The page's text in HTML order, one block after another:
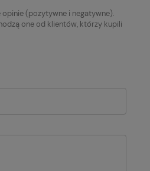
(pozytywne i negatywne).
one od klientów, którzy kupili